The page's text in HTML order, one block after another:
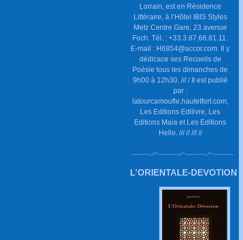
Lorrain, est en Résidence
Littéraire, à l’Hôtel IBIS Styles
Metz Centre Gare, 23 avenue
Foch. Tél. : +33.3.87.66.81.11.
E-mail : H6854@accor.com. Il y
dédicace ses Recueils de
Poésie tous les dimanches de
9h00 à 12h30. /// / Il est publié
par :
latourcamoufle.hautetfort.com,
Les Editions Edilivre, Les
Editions Maia et Les Editions
Hello. /// // /// //
L'ORIENTALE-DEVOTION